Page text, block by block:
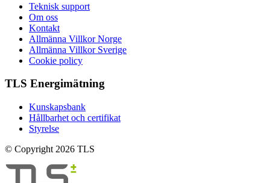
Teknisk support
Om oss
Kontakt
Allmänna Villkor Norge
Allmänna Villkor Sverige
Cookie policy
TLS Energimätning
Kunskapsbank
Hållbarhet och certifikat
Styrelse
© Copyright 2026 TLS